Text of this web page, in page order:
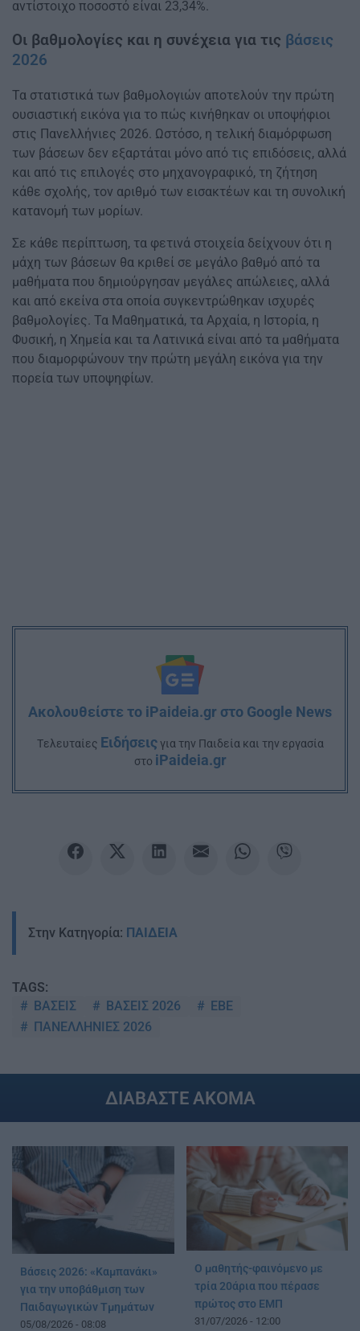
αντίστοιχο ποσοστό είναι 23,34%.
Οι βαθμολογίες και η συνέχεια για τις βάσεις
2026
Τα στατιστικά των βαθμολογιών αποτελούν την πρώτη
ουσιαστική εικόνα για το πώς κινήθηκαν οι υποψήφιοι
στις Πανελλήνιες 2026. Ωστόσο, η τελική διαμόρφωση
των βάσεων δεν εξαρτάται μόνο από τις επιδόσεις, αλλά
και από τις επιλογές στο μηχανογραφικό, τη ζήτηση
κάθε σχολής, τον αριθμό των εισακτέων και τη συνολική
κατανομή των μορίων.
Σε κάθε περίπτωση, τα φετινά στοιχεία δείχνουν ότι η
μάχη των βάσεων θα κριθεί σε μεγάλο βαθμό από τα
μαθήματα που δημιούργησαν μεγάλες απώλειες, αλλά
και από εκείνα στα οποία συγκεντρώθηκαν ισχυρές
βαθμολογίες. Τα Μαθηματικά, τα Αρχαία, η Ιστορία, η
Φυσική, η Χημεία και τα Λατινικά είναι από τα μαθήματα
που διαμορφώνουν την πρώτη μεγάλη εικόνα για την
πορεία των υποψηφίων.
Ακολουθείστε το iPaideia.gr στο Google News
Tελευταίες Ειδήσειςγια την Παιδεία και την εργασία
στο iPaideia.gr
Στην Κατηγορία: ΠΑΙΔΕΙΑ
TAGS:
ΒΑΣΕΙΣ
ΒΑΣΕΙΣ 2026
ΕΒΕ
ΠΑΝΕΛΛΗΝΙΕΣ 2026
ΔΙΑΒΑΣΤΕ ΑΚΟΜΑ
Βάσεις 2026: «Καμπανάκι»
για την υποβάθμιση των
Παιδαγωγικών Τμημάτων
05/08/2026 - 08:08
Ο μαθητής-φαινόμενο με
τρία 20άρια που πέρασε
πρώτος στο ΕΜΠ
31/07/2026 - 12:00